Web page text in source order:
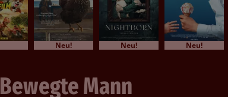
Neu! Neu! Neu!
Mann